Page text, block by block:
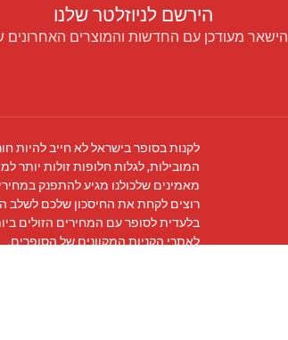
הירשם לניוזלטר שלנו
הישאר מעודכן עם החדשות והמוצרים האחרונים
לקנות בסופר בישראל לא חייב להיות
המובילות, לגלות חלופות זולות יותר
מאמינים שלכולנו מגיע להתפנק
רוצים לקחת את החיסכון שלכם לשלב
בלעדית לסופר עם המחירים הזולים
לאתרי הקניות המקוונים של הסופרים.